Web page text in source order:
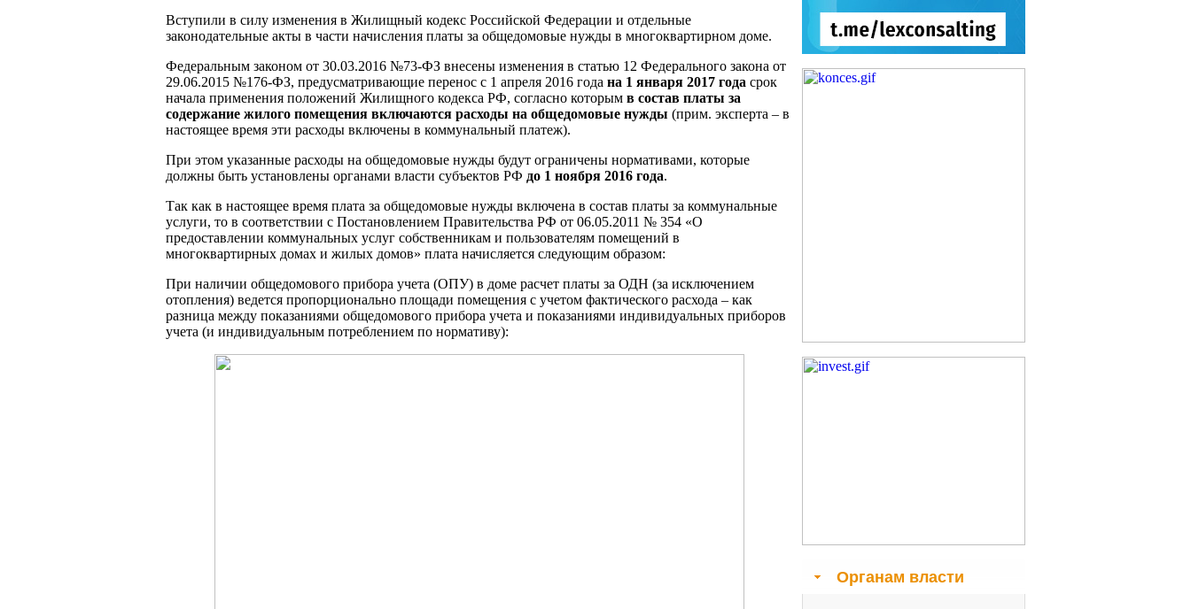
Вступили в силу изменения в Жилищный кодекс Российской Федерации и отдельные
законодательные акты в части начисления платы за общедомовые нужды в многоквартирном доме.
Федеральным законом от 30.03.2016 №73-ФЗ внесены изменения в статью 12 Федерального закона от
29.06.2015 №176-ФЗ, предусматривающие перенос с 1 апреля 2016 года на 1 января 2017 года срок
начала применения положений Жилищного кодекса РФ, согласно которым в состав платы за
содержание жилого помещения включаются расходы на общедомовые нужды (прим. эксперта – в
настоящее время эти расходы включены в коммунальный платеж).
При этом указанные расходы на общедомовые нужды будут ограничены нормативами, которые
должны быть установлены органами власти субъектов РФ до 1 ноября 2016 года.
Так как в настоящее время плата за общедомовые нужды включена в состав платы за коммунальные
услуги, то в соответствии с Постановлением Правительства РФ от 06.05.2011 № 354 «О
предоставлении коммунальных услуг собственникам и пользователям помещений в
многоквартирных домах и жилых домов» плата начисляется следующим образом:
При наличии общедомового прибора учета (ОПУ) в доме расчет платы за ОДН (за исключением
отопления) ведется пропорционально площади помещения с учетом фактического расхода – как
разница между показаниями общедомового прибора учета и показаниями индивидуальных приборов
учета (и индивидуальным потреблением по нормативу):
Органам власти